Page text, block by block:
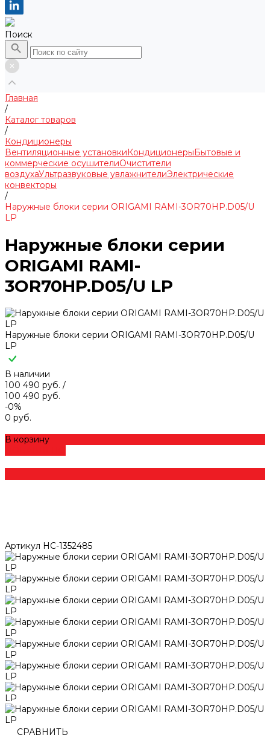
Поиск
Главная
/
Каталог товаров
/
Кондиционеры
Вентиляционные установкиКондиционерыБытовые и
коммерческие осушителиОчистители
воздухаУльтразвуковые увлажнителиЭлектрические
конвекторы
/
Наружные блоки серии ORIGAMI RAMI-3OR70HP.D05/U
LP
Наружные блоки серии
ORIGAMI RAMI-
3OR70HP.D05/U LP
Наружные блоки серии ORIGAMI RAMI-3OR70HP.D05/U
LP
В наличии
100 490 руб. /
100 490 руб.
-0%
0 руб.
В корзину
Артикул НС-1352485
СРАВНИТЬ